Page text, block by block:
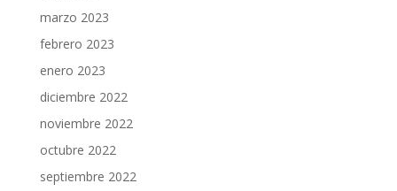
marzo 2023
febrero 2023
enero 2023
diciembre 2022
noviembre 2022
octubre 2022
septiembre 2022